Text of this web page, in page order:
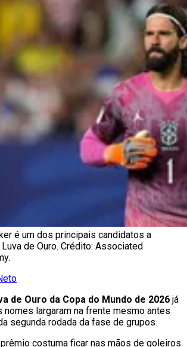
é um dos principais candidatos a
de Ouro. Crédito: Associated
de Ouro da Copa do Mundo de 2026 já
nomes largaram na frente mesmo antes
segunda rodada da fase de grupos.
costuma ficar nas mãos de goleiros